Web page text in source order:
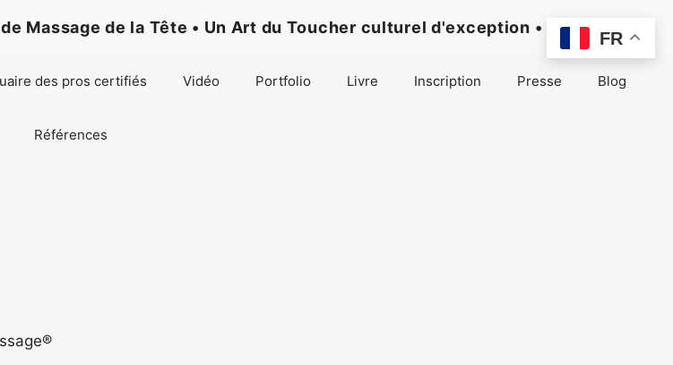
Massage de la Tête • Un Art du Toucher culturel d'exception •
des pros certifiés Vidéo Portfolio Livre Inscription Presse Blog
Références
FR